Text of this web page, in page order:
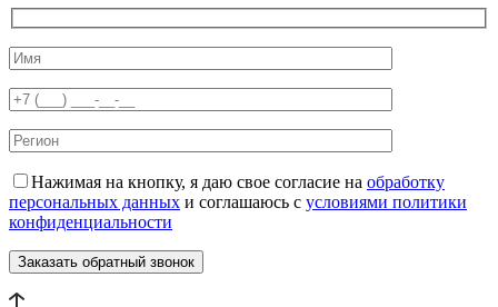
Нажимая на кнопку, я даю свое согласие на обработку
персональных данных и соглашаюсь с условиями политики
конфиденциальности